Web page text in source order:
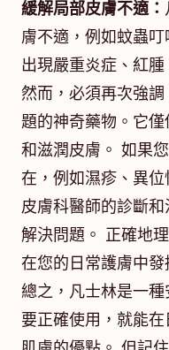
緩解局部皮膚不適：
膚不適，例如蚊蟲
出現嚴重炎症、紅
然而，必須再次強
題的神奇藥物。它
和滋潤皮膚。 如果
在，例如濕疹、異
皮膚科醫師的診斷
解決問題。 正確地
在您的日常護膚中發
總之，凡士林是一
要正確使用，就能